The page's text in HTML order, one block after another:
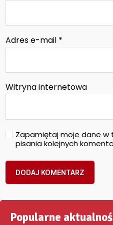
Adres e-mail *
Witryna internetowa
Zapamiętaj moje dane
pisania kolejnych
Popularne